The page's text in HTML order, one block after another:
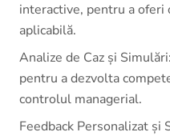
interactive, pentru a
aplicabilă.
Analize de Caz și
pentru a dezvolta
controlul managerial.
Feedback Personalizat și